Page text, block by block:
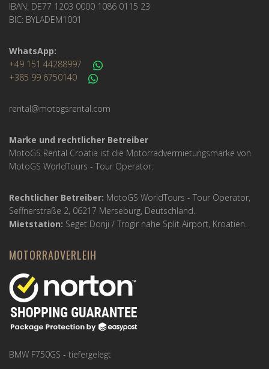
IBAN: DE77 1203 0000 1086 0115 23
BIC: BYLADEM1001
WhatsApp:
+49 151 44288997
+385 99 6750140
rental@motogsrental.com
Marke und rechtlicher Betreiber
MotoGS Rental Croatia ist die Motorradvermietungsmarke von
MotoGS WorldTours - Tour Operator.
Rechtlicher Betreiber: MotoGS WorldTours - Tour Operator,
Seffnerstraße 2, 06217 Merseburg, Deutschland.
Mietstation: Seget Donji / Trogir nahe Split Airport, Kroatien.
MOTORRADVERLEIH
BMW F750GS - tiefergelegt